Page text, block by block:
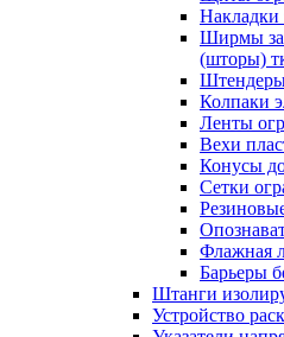
Накладки
Ширмы
(шторы)
Штендеры
Колпаки
Ленты
Вехи
Конусы
Сетки
Флажная
Барьеры
Штанги
Устройство